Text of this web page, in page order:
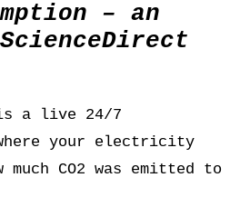
– an
a live 24/7
your electricity
much CO2 was emitted to